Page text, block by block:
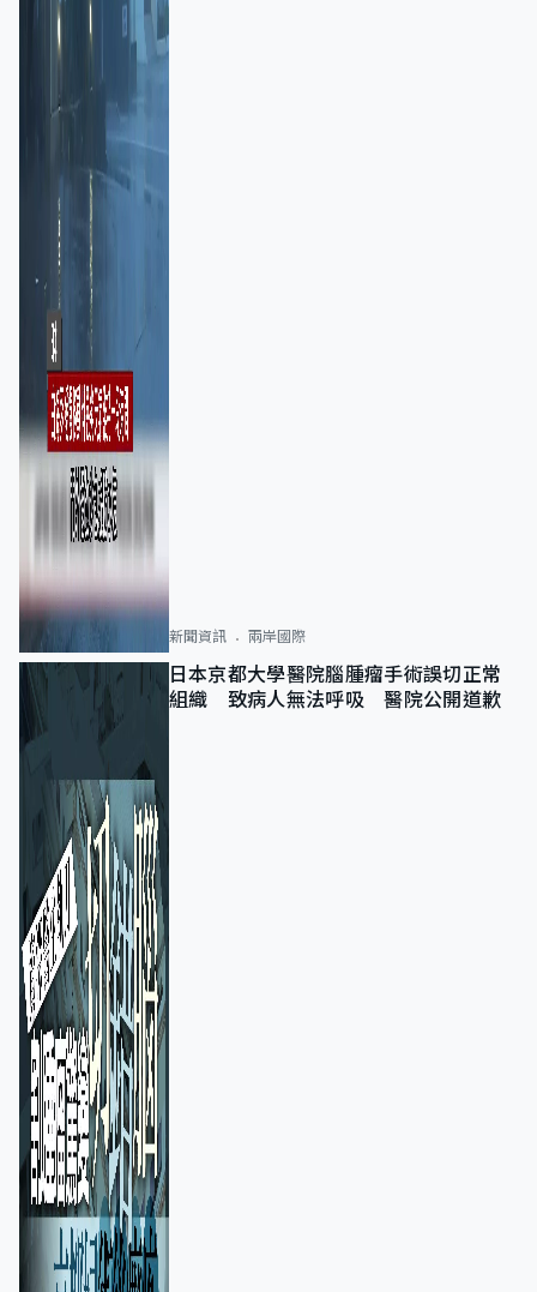
新聞資訊 兩岸國際
日本京都大學醫院腦腫瘤手術誤切正常
組織 致病人無法呼吸 醫院公開道歉